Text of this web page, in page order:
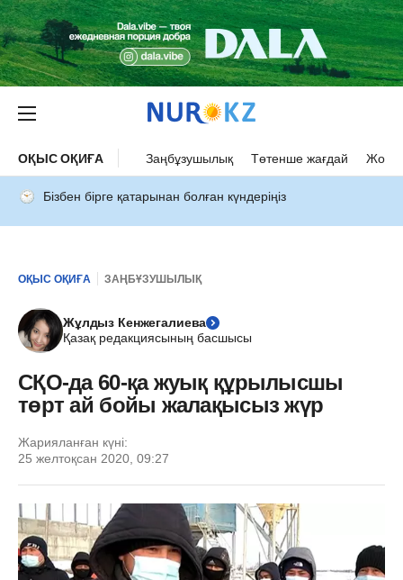
ОҚЫС ОҚИҒА Заңбұзушылық Төтенше жағдай Жол
Бізбен бірге қатарынан болған күндеріңіз
ОҚЫС ОҚИҒА ЗАҢБҰЗУШЫЛЫҚ
Жұлдыз Кенжегалиева
Қазақ редакциясының басшысы
СҚО-да 60-қа жуық құрылысшы
төрт ай бойы жалақысыз жүр
Жарияланған күні:
25 желтоқсан 2020, 09:27